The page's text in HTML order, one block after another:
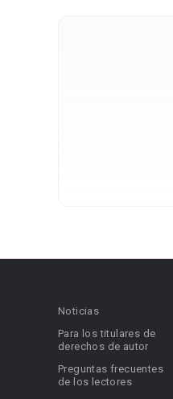
Noticias
Para los titulares de
derechos de autor
Preguntas frecuentes
de los lectores